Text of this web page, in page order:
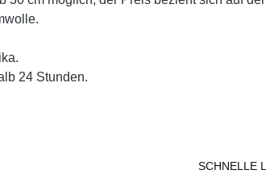
24 Stunden.
SCHNELLE